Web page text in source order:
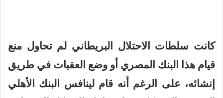
كانت سلطات الاحتلال البريطاني لم تحاول منع
قيام هذا البنك المصري أو وضع العقبات في طريق
إنشائه، على الرغم أنه قام لينافس البنك الأهلي